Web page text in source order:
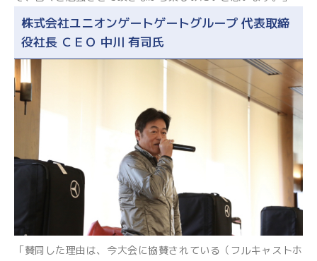
株式会社ユニオンゲートゲートグループ 代表取締
役社長 ＣＥＯ 中川 有司氏
「賛同した理由は、今大会に協賛されている（フルキャストホ